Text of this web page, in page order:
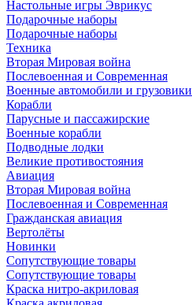
Настольные игры Эврикус
Подарочные наборы
Подарочные наборы
Техника
Вторая Мировая война
Послевоенная и Современная
Военные автомобили и грузовики
Корабли
Парусные и пассажирские
Военные корабли
Подводные лодки
Великие противостояния
Авиация
Вторая Мировая война
Послевоенная и Современная
Гражданская авиация
Вертолёты
Новинки
Сопутствующие товары
Сопутствующие товары
Краска нитро-акриловая